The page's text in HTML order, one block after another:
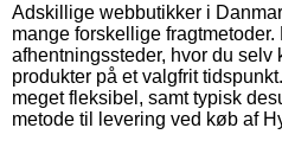
Adskillige webbutikker i
mange forskellige
afhentningssteder, hvor du selv
produkter på et valgfrit
meget fleksibel, samt typisk
metode til levering ved køb af